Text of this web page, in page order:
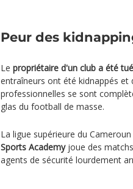
Peur des
Le propriétaire d'un club a été
entraîneurs ont été kidnappés et
professionnelles se sont
glas du football de masse.
La ligue supérieure du
Sports Academyjoue des
agents de sécurité lourdement